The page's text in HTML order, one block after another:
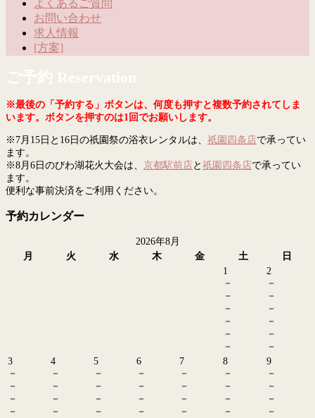
よくあるご質問
お問い合わせ
求人情報
[方案]
ご予約 Reservation
※最後の「予約する」ボタンは、何度も押すと複数予約されてしま
います。ボタンを押すのは1回でお願いします。
※7月15日と16日の祇園祭の浴衣レンタルは、 祇園四条店で承ってい
ます。
※8月6日のびわ湖花火大会は、 京都駅前店 と 祇園四条店で承ってい
ます。
便利な事前決済をご利用ください。
予約カレンダー
2026年8月
月
火 水 木 金 土
日
1
－
－
－
－
－
－
2
－
－
－
－
－
－
3
－
－
－
－
4
－
－
－
－
5
－
－
－
－
6
－
－
－
－
7
－
－
－
－
8
－
－
－
－
9
－
－
－
－